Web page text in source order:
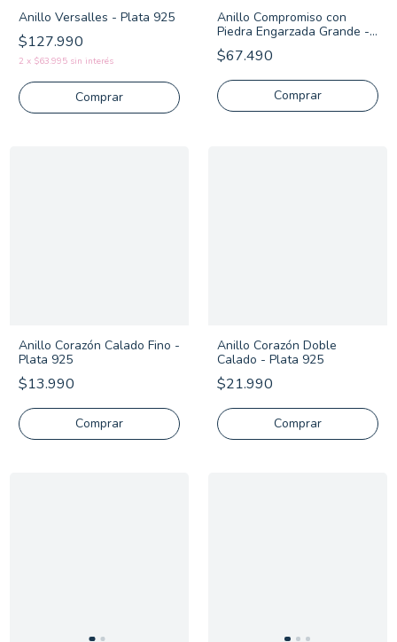
Anillo Versalles - Plata 925
$127.990
2 x $63.995 sin interés
Comprar
Anillo Compromiso con
Piedra Engarzada Grande -
Plata Italiana 925
$67.490
Comprar
Anillo Corazón Calado Fino -
Plata 925
$13.990
Comprar
Anillo Corazón Doble
Calado - Plata 925
$21.990
Comprar